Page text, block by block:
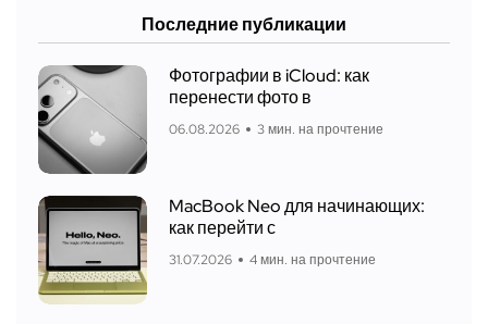
Последние публикации
Фотографии в iCloud: как
перенести фото в
06.08.2026 3 мин. на прочтение
MacBook Neo для начинающих:
как перейти с
31.07.2026 4 мин. на прочтение